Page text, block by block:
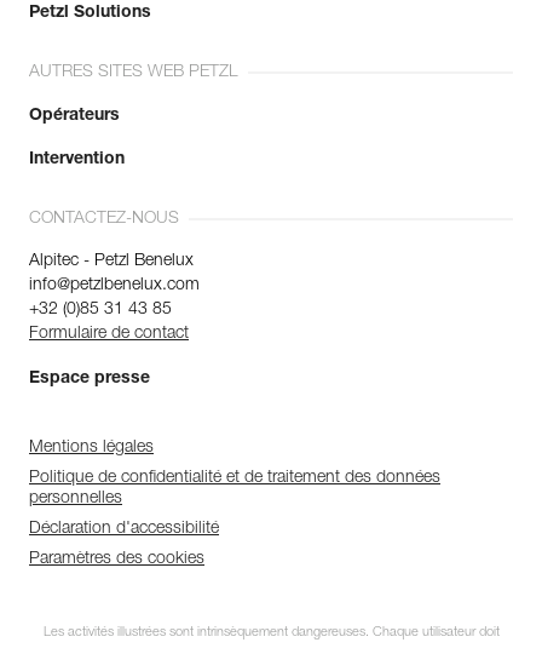
Petzl Solutions
AUTRES SITES WEB PETZL
Opérateurs
Intervention
CONTACTEZ-NOUS
Alpitec - Petzl Benelux
info@petzlbenelux.com
+32 (0)85 31 43 85
Formulaire de contact
Espace presse
Mentions légales
Politique de confidentialité et de traitement des données
personnelles
Déclaration d'accessibilité
Paramètres des cookies
Les activités illustrées sont intrinsèquement dangereuses. Chaque utilisateur doit